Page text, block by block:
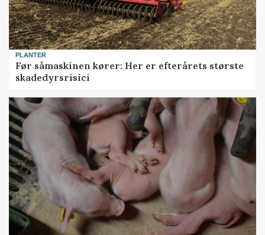
PLANTER
Før såmaskinen kører: Her er efterårets største
skadedyrsrisici